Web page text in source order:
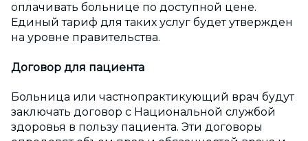
оплачивать больнице по доступной цене.
Единый тариф для таких услуг будет утвержден
на уровне правительства.
Договор для пациента
Больница или частнопрактикующий врач будут
заключать договор с Национальной службой
здоровья в пользу пациента. Эти договоры